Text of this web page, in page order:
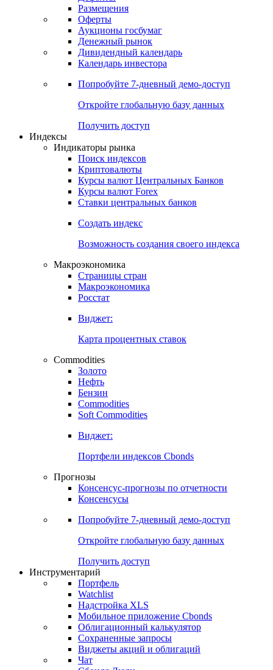
Получить доступ
Календарь
Календарь событий
Дефолты
Размещения
Оферты
Денежный рынок
Календарь инвестора
Попробуйте7-дневный
Откройте глобальную базу данных
Получить доступ
Индикаторы рынка
Поиск индексов
Курсы валют Центральных Банков
Ставки центральных банков
Создать индекс
Возможность создания своего индекса
Страницы стран
Росстат
Виджет:
Карта процентных ставок
Commodities
Золото
Бензин
Soft Commodities
Виджет:
Портфели индексов Cbonds
Прогнозы
Консенсусы
Попробуйте7-дневный
Откройте глобальную базу данных
Получить доступ
Инструментарий
Портфель
Watchlist
Надстройка XLS
Мобильное приложение Cbonds